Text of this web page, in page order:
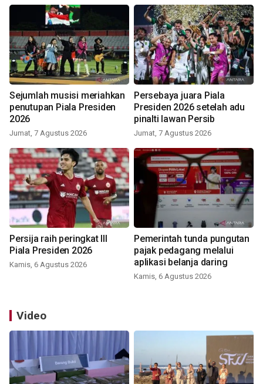
Sejumlah musisi meriahkan
penutupan Piala Presiden
2026
Jumat, 7 Agustus 2026
Persebaya juara Piala
Presiden 2026 setelah adu
pinalti lawan Persib
Jumat, 7 Agustus 2026
Persija raih peringkat III
Piala Presiden 2026
Kamis, 6 Agustus 2026
Pemerintah tunda pungutan
pajak pedagang melalui
aplikasi belanja daring
Kamis, 6 Agustus 2026
Video